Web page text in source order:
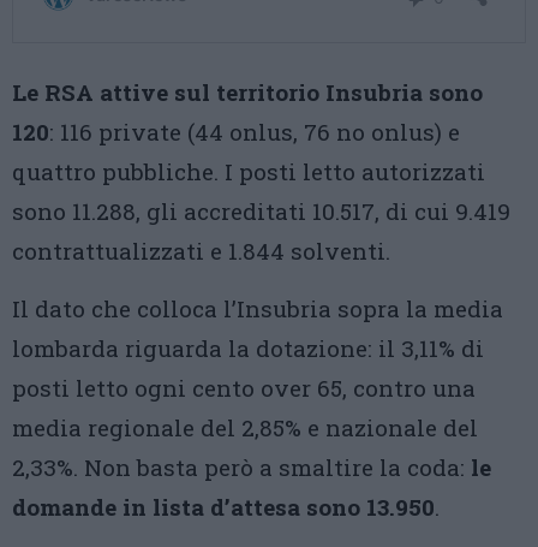
Le RSA attive sul territorio Insubria sono
120: 116 private (44 onlus, 76 no onlus) e
quattro pubbliche. I posti letto autorizzati
sono 11.288, gli accreditati 10.517, di cui 9.419
contrattualizzati e 1.844 solventi.
Il dato che colloca l’Insubria sopra la media
lombarda riguarda la dotazione: il 3,11% di
posti letto ogni cento over 65, contro una
media regionale del 2,85% e nazionale del
2,33%. Non basta però a smaltire la coda: le
domande in lista d’attesa sono 13.950.